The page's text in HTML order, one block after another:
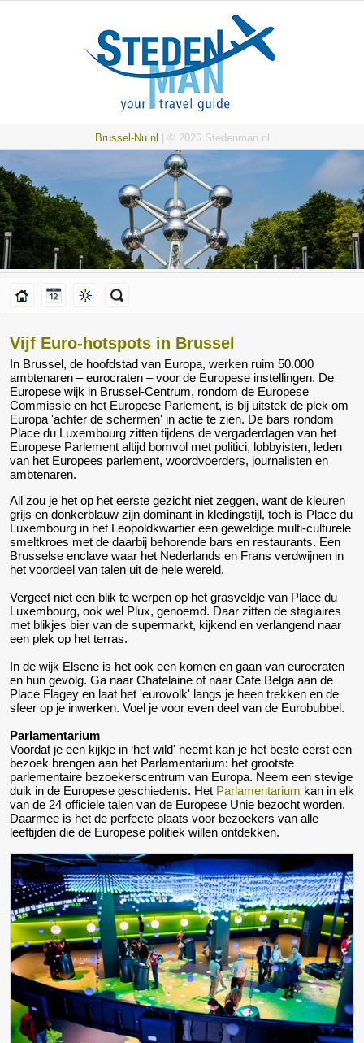
Brussel-Nu.nl | © 2026 Stedenman.nl
Vijf Euro-hotspots in Brussel
In Brussel, de hoofdstad van Europa, werken ruim 50.000
ambtenaren – eurocraten – voor de Europese instellingen. De
Europese wijk in Brussel-Centrum, rondom de Europese
Commissie en het Europese Parlement, is bij uitstek de plek om
Europa 'achter de schermen' in actie te zien. De bars rondom
Place du Luxembourg zitten tijdens de vergaderdagen van het
Europese Parlement altijd bomvol met politici, lobbyisten, leden
van het Europees parlement, woordvoerders, journalisten en
ambtenaren.
All zou je het op het eerste gezicht niet zeggen, want de kleuren
grijs en donkerblauw zijn dominant in kledingstijl, toch is Place du
Luxembourg in het Leopoldkwartier een geweldige multi-culturele
smeltkroes met de daarbij behorende bars en restaurants. Een
Brusselse enclave waar het Nederlands en Frans verdwijnen in
het voordeel van talen uit de hele wereld.
Vergeet niet een blik te werpen op het grasveldje van Place du
Luxembourg, ook wel Plux, genoemd. Daar zitten de stagiaires
met blikjes bier van de supermarkt, kijkend en verlangend naar
een plek op het terras.
In de wijk Elsene is het ook een komen en gaan van eurocraten
en hun gevolg. Ga naar Chatelaine of naar Cafe Belga aan de
Place Flagey en laat het 'eurovolk' langs je heen trekken en de
sfeer op je inwerken. Voel je voor even deel van de Eurobubbel.
Parlamentarium
Voordat je een kijkje in ‘het wild' neemt kan je het beste eerst een
bezoek brengen aan het Parlamentarium: het grootste
parlementaire bezoekerscentrum van Europa. Neem een stevige
duik in de Europese geschiedenis. Het Parlamentarium kan in elk
van de 24 officiele talen van de Europese Unie bezocht worden.
Daarmee is het de perfecte plaats voor bezoekers van alle
leeftijden die de Europese politiek willen ontdekken.